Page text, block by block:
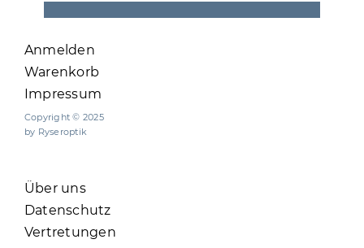
Anmelden
Warenkorb
Impressum
Copyright © 2025
by Ryseroptik
Über uns
Datenschutz
Vertretungen